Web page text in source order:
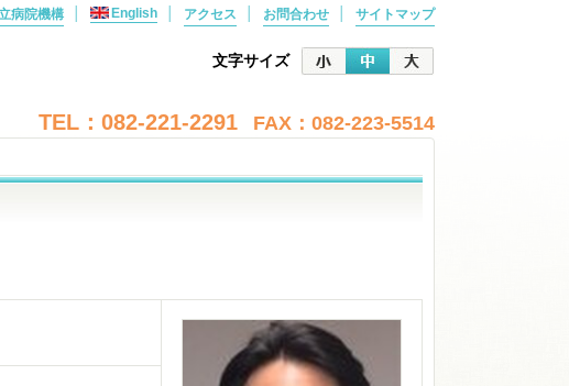
病院機構 English アクセス お問合わせ サイトマップ
文字サイズ
TEL：082-221-2291 FAX：082-223-5514